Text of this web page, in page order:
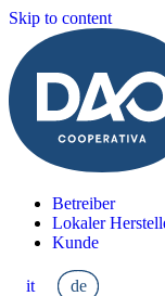
Skip to content
Betreiber
Lokaler
Kunde
it de